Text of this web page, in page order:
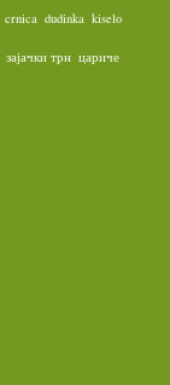
crnica dudinka kiselo
зајачки трн цариче